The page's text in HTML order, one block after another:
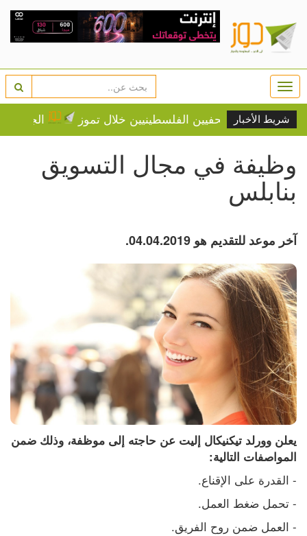
شريط الأخبار الجيش يواصل
وظيفة في مجال التسويق
بنابلس
آخر موعد للتقديم هو 04.04.2019.
المواصفات التالية:
- القدرة على الإقناع.
- تحمل ضغط العمل.
- العمل ضمن روح الفريق.